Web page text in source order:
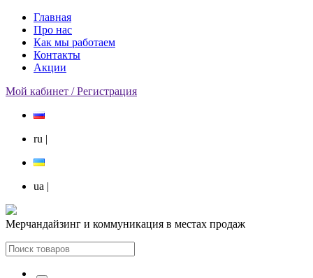
Главная
Про нас
Как мы работаем
Контакты
Акции
Мой кабинет / Регистрация
ru |
ua |
Мерчандайзинг и коммуникация в местах продаж